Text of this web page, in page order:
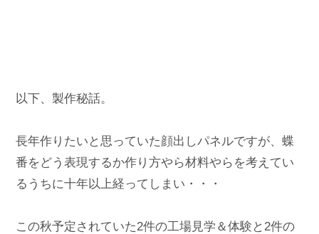
以下、製作秘話。
長年作りたいと思っていた顔出しパネルですが、蝶
番をどう表現するか作り方やら材料やらを考えてい
るうちに十年以上経ってしまい・・・
この秋予定されていた2件の工場見学＆体験と2件の